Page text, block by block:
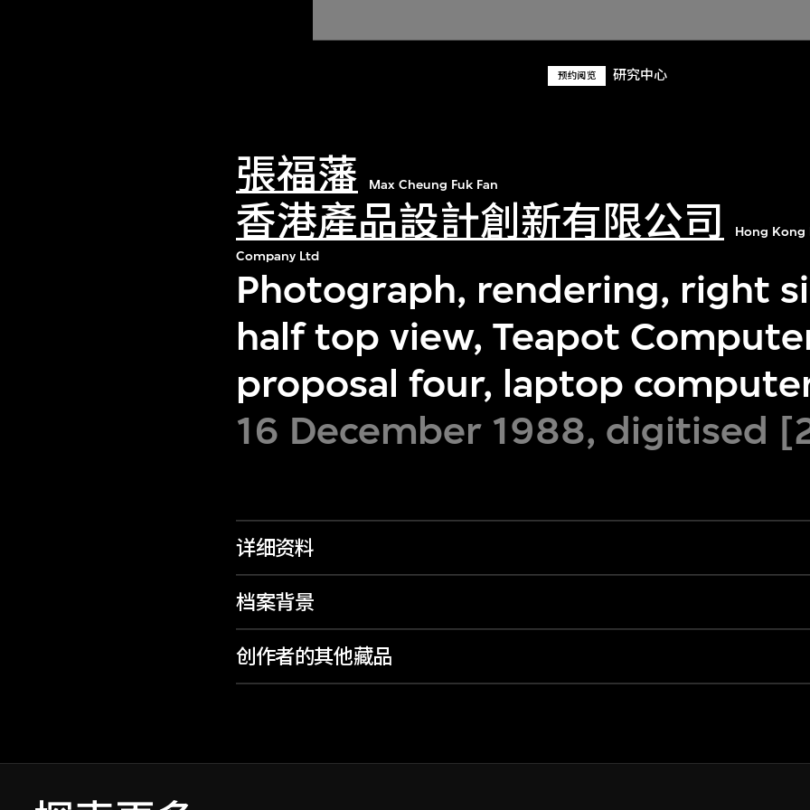
预约阅览 研究中心
張福藩 Max Cheung Fuk Fan
香港產品設計創新有限公司
Hong Kong
Company Ltd
Photograph, rendering, right
half top view, Teapot
proposal four, laptop
16 December 1988, digitised
详细资料
档案背景
创作者的其他藏品